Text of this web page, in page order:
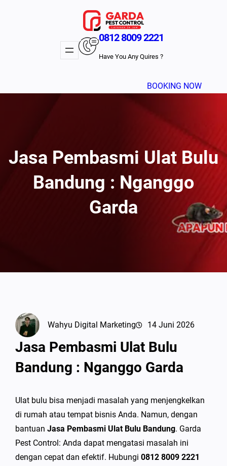
0812 8009 2221
Have You Any Quires ?
BOOKING NOW
Jasa Pembasmi Ulat Bulu
Bandung : Nganggo
Garda
Wahyu Digital Marketing 14 Juni 2026
Jasa Pembasmi Ulat Bulu
Bandung : Nganggo Garda
Ulat bulu bisa menjadi masalah yang menjengkelkan
di rumah atau tempat bisnis Anda. Namun, dengan
bantuan Jasa Pembasmi Ulat Bulu Bandung. Garda
Pest Control: Anda dapat mengatasi masalah ini
dengan cepat dan efektif. Hubungi 0812 8009 2221